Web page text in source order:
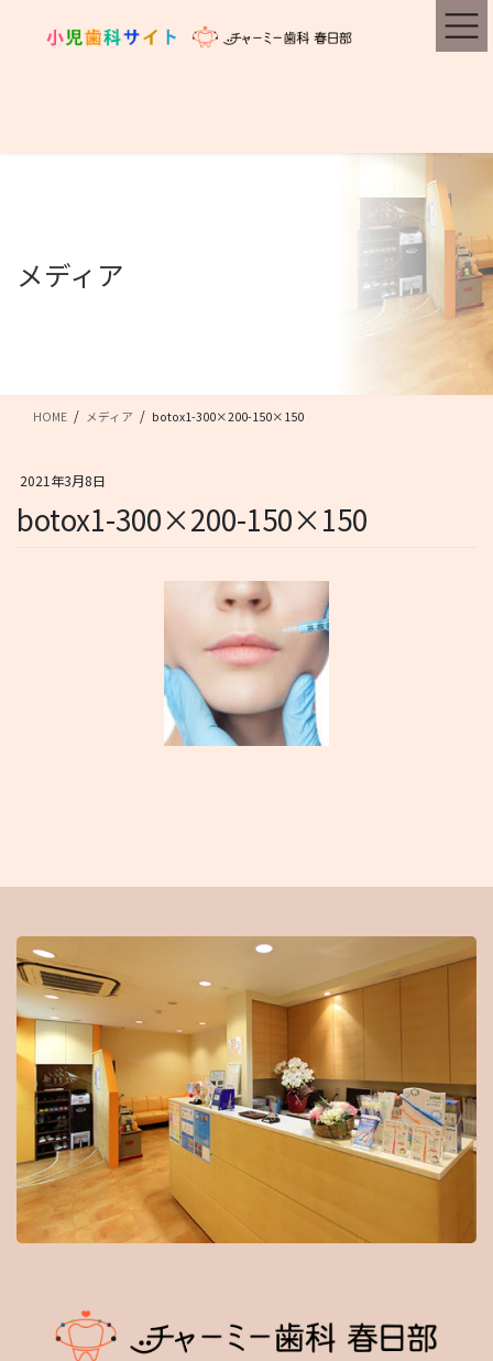
メディア
HOME メディア botox1-300×200-150×150
2021年3月8日
botox1-300×200-150×150